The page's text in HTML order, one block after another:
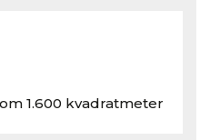
1.600 kvadratmeter